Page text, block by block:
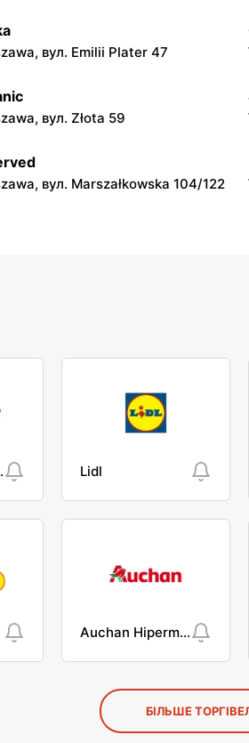
вул. Wiejska 31
вул. Warszawska 28
вул. Emilii Plater 47
вул. Złota 59
вул. Marszałkowska 104/122
Lidl
Auchan Hipermarket
БІЛЬШЕ